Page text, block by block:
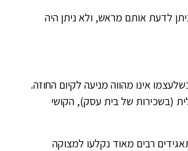
לדעת אותם מראש, ולא ניתן היה
אינו מהווה מניעה לקיום החוזה.
(בשכירות של בית עסק), הקושי
רבים מאוד נקלעו למצוקה